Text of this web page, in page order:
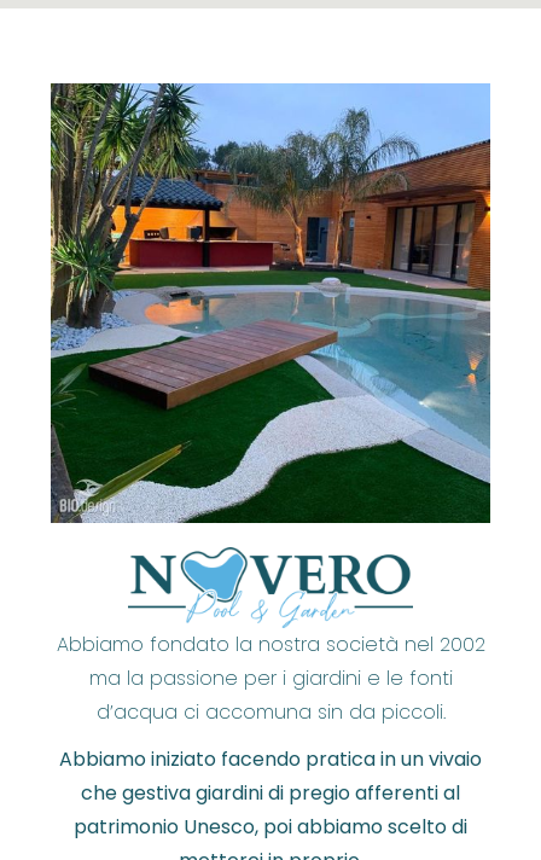
Abbiamo fondato la nostra società nel 2002
ma la passione per i giardini e le fonti
d’acqua ci accomuna sin da piccoli.
Abbiamo iniziato facendo pratica in un vivaio
che gestiva giardini di pregio afferenti al
patrimonio Unesco, poi abbiamo scelto di